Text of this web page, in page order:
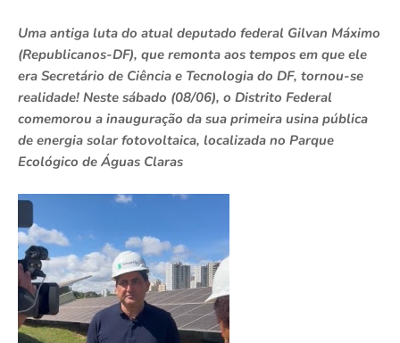
Uma antiga luta do atual deputado federal Gilvan Máximo
(Republicanos-DF), que remonta aos tempos em que ele
era Secretário de Ciência e Tecnologia do DF, tornou-se
realidade! Neste sábado (08/06), o Distrito Federal
comemorou a inauguração da sua primeira usina pública
de energia solar fotovoltaica, localizada no Parque
Ecológico de Águas Claras